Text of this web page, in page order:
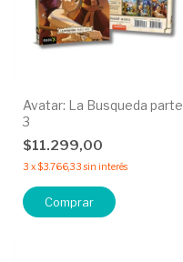
Avatar: La Busqueda parte
3
$11.299,00
3 x$3.766,33 sin interés